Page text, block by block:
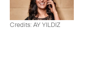
Credits: AY YILDIZ